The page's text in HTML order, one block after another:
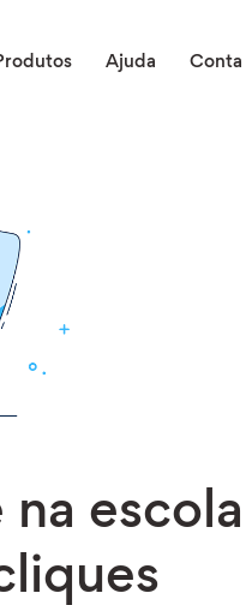
Ajuda Conta
escola